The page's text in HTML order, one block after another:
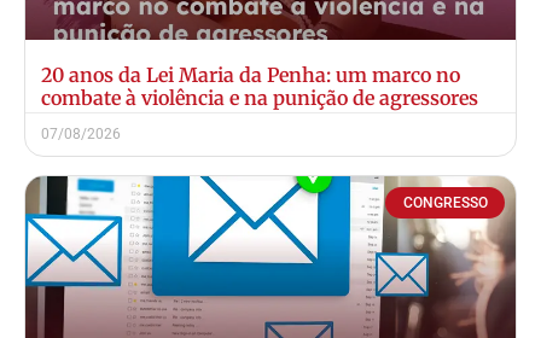
20 anos da Lei Maria da Penha: um marco no
combate à violência e na punição de agressores
07/08/2026
CONGRESSO